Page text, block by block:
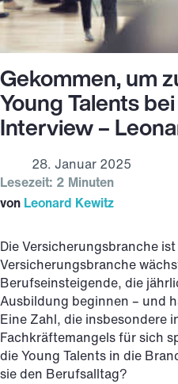
Gekommen, um
Young Talents
Interview –
28. Januar 2025
Lesezeit: 2 Minuten
von Leonard Kewitz
Die Versicherungsbranche
Versicherungsbranche
Berufseinsteigende, die
Ausbildung beginnen – und
Eine Zahl, die insbesondere
Fachkräftemangels für sich
die Young Talents in die
sie den Berufsalltag?